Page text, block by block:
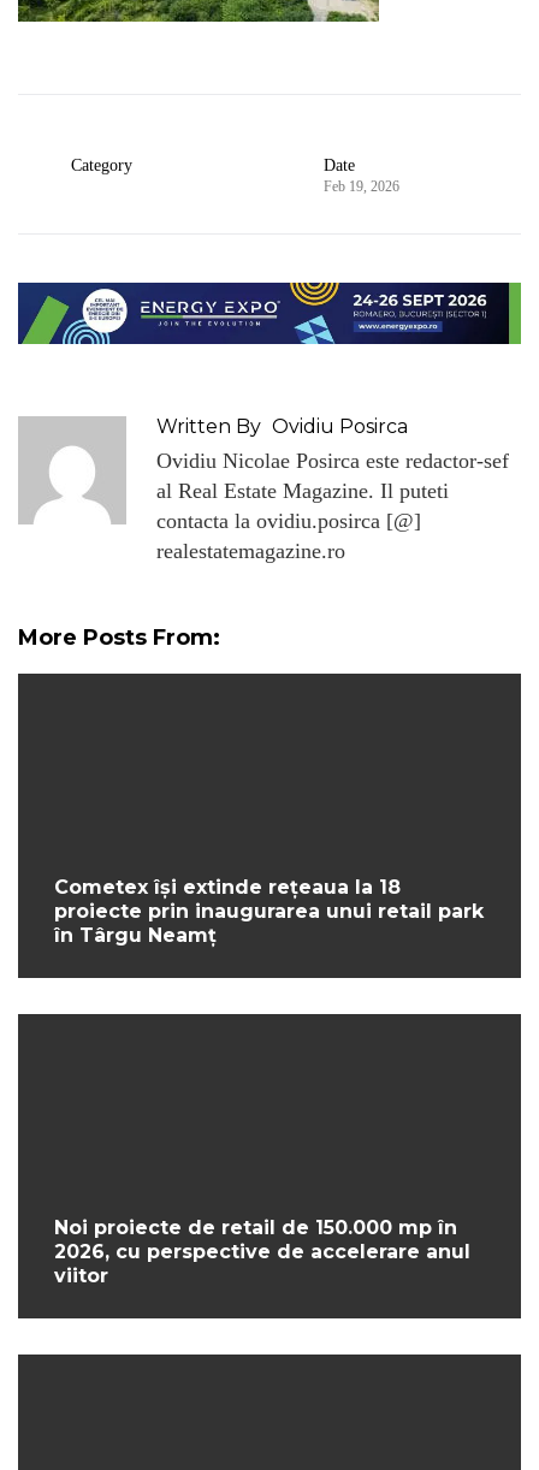
Category Date
Feb 19, 2026
Written By Ovidiu Posirca
Ovidiu Nicolae Posirca este redactor-sef
al Real Estate Magazine. Il puteti
contacta la ovidiu.posirca [@]
realestatemagazine.ro
More Posts From:
Cometex își extinde rețeaua la 18
proiecte prin inaugurarea unui retail park
în Târgu Neamț
Noi proiecte de retail de 150.000 mp în
2026, cu perspective de accelerare anul
viitor